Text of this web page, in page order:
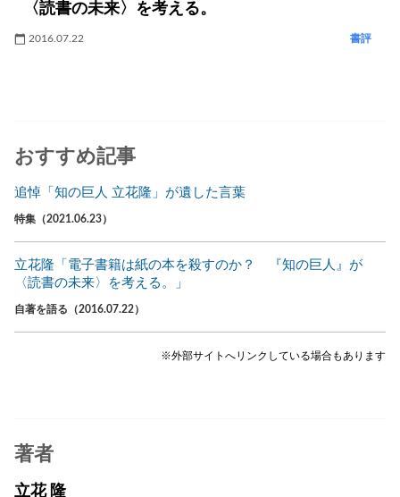
〈読書の未来〉を考える。
2016.07.22 書評
おすすめ記事
追悼「知の巨人 立花隆」が遺した言葉
特集（2021.06.23）
立花隆「電子書籍は紙の本を殺すのか？ 『知の巨人』が
〈読書の未来〉を考える。」
自著を語る（2016.07.22）
※外部サイトへリンクしている場合もあります
著者
立花 隆